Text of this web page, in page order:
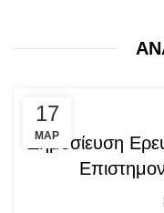
17
ΜΑΡ
Δημοσίευση